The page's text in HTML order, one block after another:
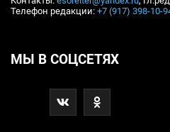
Телефон редакции: +7 (917) 398-10-
МЫ В СОЦСЕТЯХ